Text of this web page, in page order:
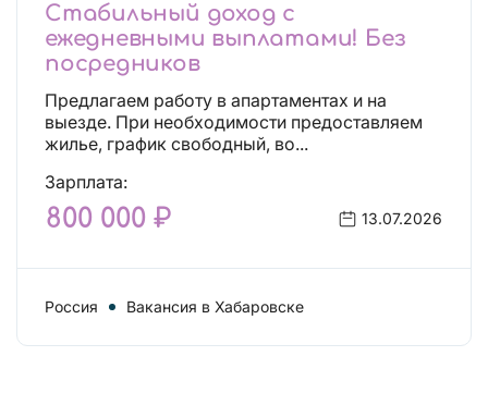
Стабильный доход с
ежедневными выплатами! Без
посредников
Предлагаем работу в апартаментах и на
выезде. При необходимости предоставляем
жилье, график свободный, во...
Зарплата:
800 000 ₽ 13.07.2026
Россия Вакансия в Хабаровске